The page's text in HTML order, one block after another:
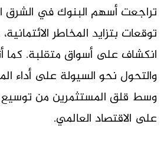
تراجعت أسهم البنوك في الشرق
توقعات بتزايد المخاطر
انكشاف على أسواق متقلبة. كما
والتحول نحو السيولة على أداء
وسط قلق المستثمرين من توسيع
على الاقتصاد العالمي.